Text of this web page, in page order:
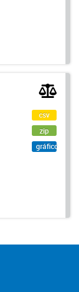
csv
zip
gráfico